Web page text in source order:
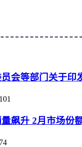
会等部门关于
101
飙升 2月市场份
74